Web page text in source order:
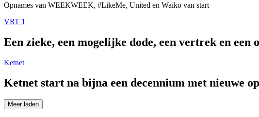
Opnames van WEEKWEEK, #LikeMe, United en Waiko van start
VRT 1
Een zieke, een mogelijke dode, een vertrek en
Ketnet
Ketnet start na bijna een decennium met nieuwe
Meer laden